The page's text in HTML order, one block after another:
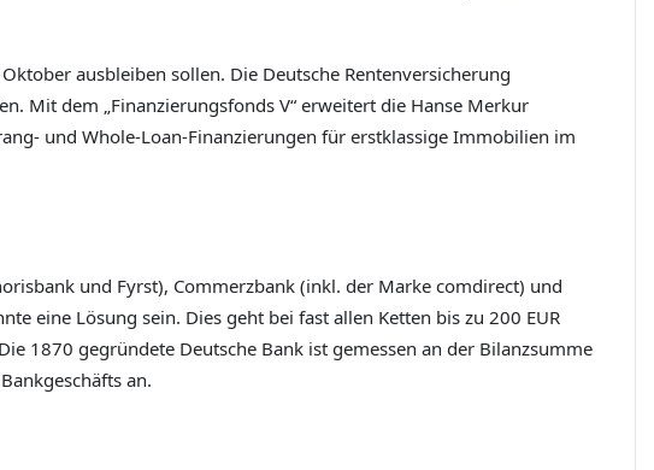
ausbleiben sollen. Die Deutsche Rentenversicherung
Mit dem „Finanzierungsfonds V“ erweitert die Hanse Merkur
und Whole-Loan-Finanzierungen für erstklassige Immobilien im
und Fyrst), Commerzbank (inkl. der Marke comdirect) und
eine Lösung sein. Dies geht bei fast allen Ketten bis zu 200 EUR
1870 gegründete Deutsche Bank ist gemessen an der Bilanzsumme
an.